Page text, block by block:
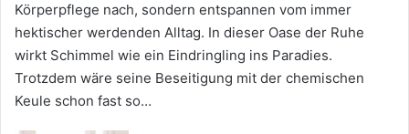
Körperpflege nach, sondern entspannen vom immer
hektischer werdenden Alltag. In dieser Oase der Ruhe
wirkt Schimmel wie ein Eindringling ins Paradies.
Trotzdem wäre seine Beseitigung mit der chemischen
Keule schon fast so…